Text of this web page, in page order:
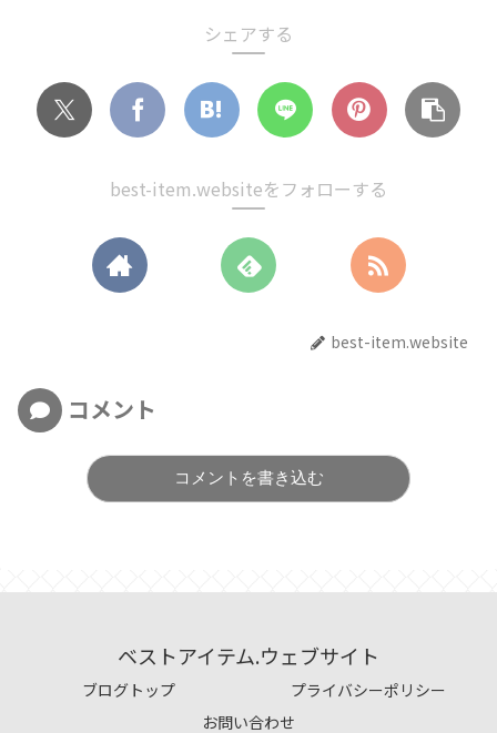
シェアする
best-item.websiteをフォローする
best-item.website
コメント
コメントを書き込む
ベストアイテム.ウェブサイト
ブログトップ
プライバシーポリシー
お問い合わせ